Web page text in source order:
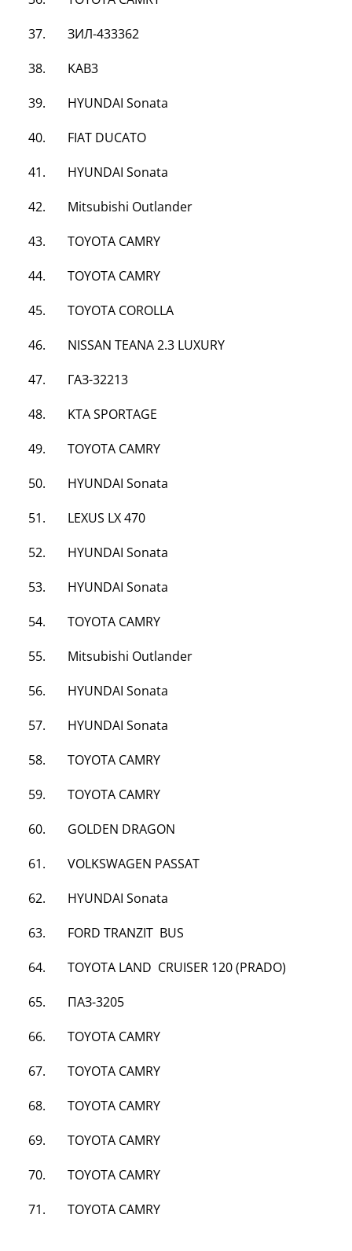
37. ЗИЛ-433362
38. KAB3
39. HYUNDAI Sonata
40. FIAT DUCATO
41. HYUNDAI Sonata
42. Mitsubishi Outlander
43. TOYOTA CAMRY
44. TOYOTA CAMRY
45. TOYOTA COROLLA
46. NISSAN TEANA 2.3 LUXURY
47. ГАЗ-32213
48. KTA SPORTAGE
49. TOYOTA CAMRY
50. HYUNDAI Sonata
51. LEXUS LX 470
52. HYUNDAI Sonata
53. HYUNDAI Sonata
54. TOYOTA CAMRY
55. Mitsubishi Outlander
56. HYUNDAI Sonata
57. HYUNDAI Sonata
58. TOYOTA CAMRY
59. TOYOTA CAMRY
60. GOLDEN DRAGON
61. VOLKSWAGEN PASSAT
62. HYUNDAI Sonata
63. FORD TRANZIT BUS
64. TOYOTA LAND CRUISER 120 (PRADO)
65. ПАЗ-3205
66. TOYOTA CAMRY
67. TOYOTA CAMRY
68. TOYOTA CAMRY
69. TOYOTA CAMRY
70. TOYOTA CAMRY
71. TOYOTA CAMRY